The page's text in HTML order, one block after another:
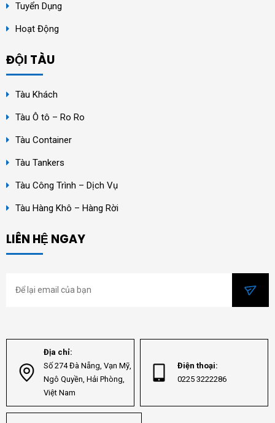
Tuyển Dụng
Hoạt Động
ĐỘI TÀU
Tàu Khách
Tàu Ô tô – Ro Ro
Tàu Container
Tàu Tankers
Tàu Công Trình – Dịch Vụ
Tàu Hàng Khô – Hàng Rời
LIÊN HỆ NGAY
Địa chỉ:
Số 274 Đà Nẵng, Vạn Mỹ,
Ngô Quyền, Hải Phòng,
Việt Nam
Điện thoại:
0225 3222286